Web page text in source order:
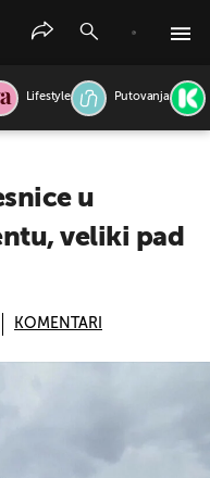
Lifestyle Putovanja
u
veliki pad
KOMENTARI